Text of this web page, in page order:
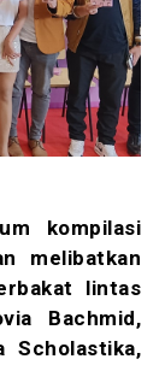
kompilasi
melibatkan
lintas
Bachmid,
Scholastika,